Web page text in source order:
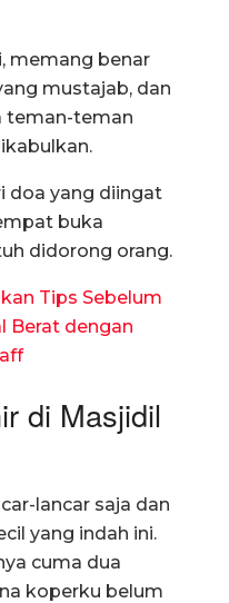
memang benar
mustajab, dan
teman-teman
doa yang diingat
buka
didorong orang.
Tips Sebelum
Berat dengan
di Masjidil
lancar saja dan
yang indah ini.
cuma dua
koperku belum